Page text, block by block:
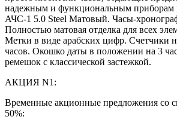
надежным и функциональным приборам
АЧС-1 5.0 Steel Матовый. Часы-
Полностью матовая отделка для всех
Метки в виде арабских цифр. Счетчики
часов. Окошко даты в положении на 3
ремешок с классической застежкой.
АКЦИЯ N1:
Временные акционные предложения со
50%: